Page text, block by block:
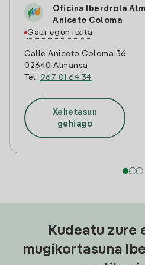
Oficina Iberdrola
Aniceto Coloma
Gaur egun itxita
Calle Aniceto Coloma 36
02640 Almansa
Tel: 967 01 64 34
Xehetasun
gehiago
Kudeatu zure
mugikortasuna